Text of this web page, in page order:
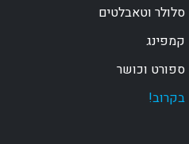
סלולר וטאבלטים
קמפינג
ספורט וכושר
בקרוב!